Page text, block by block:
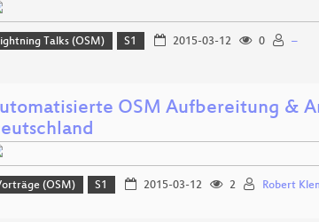
Talks (OSM) S1 2015-03-12 0 –
OSM Aufbereitung &
(OSM) S1 2015-03-12 2 Robert